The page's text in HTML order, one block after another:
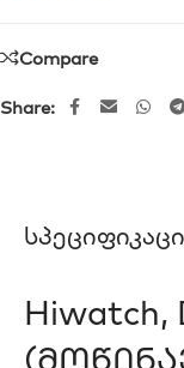
Compare
Share:
Hiwatch,